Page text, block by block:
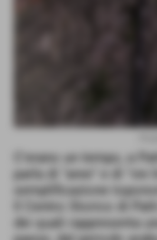
C'erano un tempo, a
parla di "aree" e di "vie
semplificazione
Il Centro Storico di
dei quali rappresenta